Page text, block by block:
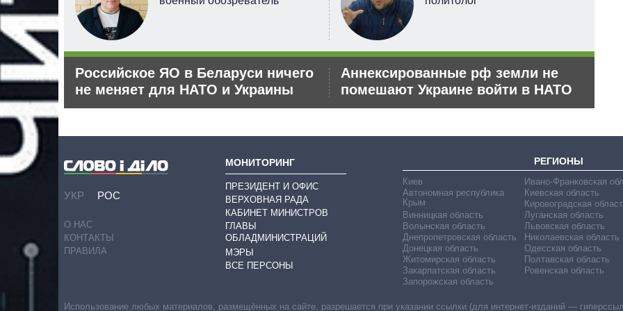
Российское ЯО в Беларуси ничего
не меняет для НАТО и Украины
Аннексированные рф земли не
помешают Украине войти в НАТО
УКР РОС
О НАС
КОНТАКТЫ
ПРАВИЛА
МОНИТОРИНГ
ПРЕЗИДЕНТ И ОФИС
ВЕРХОВНАЯ РАДА
КАБИНЕТ МИНИСТРОВ
ГЛАВЫ
ОБЛАДМИНИСТРАЦИЙ
МЭРЫ
ВСЕ ПЕРСОНЫ
РЕГИОНЫ
Киев
Автономная республика
Крым
Винницкая область
Волынская область
Днепропетровская область
Донецкая область
Житомирская область
Закарпатская область
Запорожская область
Ивано-Франковская
Киевская область
Кировоградская
Луганская область
Львовская область
Николаевская область
Одесская область
Полтавская область
Ровенская область
Использование любых материалов, размещённых на сайте, разрешается при указании ссылки (для интернет-изданий —